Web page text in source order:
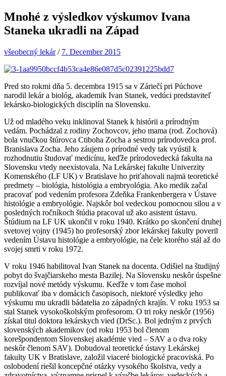
Mnohé z výsledkov výskumov Ivana
Staneka ukradli na Západ
všeobecný lekár/ 7. December 2015
Pred sto rokmi dňa 5. decembra 1915 sa v Záriečí pri Púchove
narodil lekár a biológ, akademik Ivan Stanek, vedúci predstaviteľ
lekársko-biologických disciplín na Slovensku.
Už od mladého veku inklinoval Stanek k histórii a prírodným
vedám. Pochádzal z rodiny Zochovcov, jeho mama (rod. Zochová)
bola vnučkou štúrovca Ctiboha Zocha a sestrou prírodovedca prof.
Branislava Zocha. Jeho záujem o prírodné vedy tak vyústil k
rozhodnutiu študovať medicínu, keďže prírodovedecká fakulta na
Slovensku vtedy neexistovala. Na Lekárskej fakulte Univerzity
Komenského (LF UK) v Bratislave ho priťahovali najmä teoretické
predmety – biológia, histológia a embryológia. Ako medik začal
pracovať pod vedením profesora Zdeňka Frankenbergera v Ústave
histológie a embryológie. Najskôr bol vedeckou pomocnou silou a v
posledných ročníkoch štúdia pracoval už ako asistent ústavu.
Štúdium na LF UK ukončil v roku 1940. Krátko po skončení druhej
svetovej vojny (1945) ho profesorský zbor lekárskej fakulty poveril
vedením Ústavu histológie a embryológie, na čele ktorého stál až do
svojej smrti v roku 1972.
V roku 1946 habilitoval Ivan Stanek na docenta. Odišiel na študijný
pobyt do švajčiarskeho mesta Bazilej. Na Slovensku neskôr úspešne
rozvíjal nové metódy výskumu. Keďže v tom čase mohol
publikovať iba v domácich časopisoch, niektoré výsledky jeho
výskumu mu ukradli bádatelia zo západných krajín. V roku 1953 sa
stal Stanek vysokoškolským profesorom. O tri roky neskôr (1956)
získal titul doktora lekárskych vied (DrSc.). Bol jedným z prvých
slovenských akademikov (od roku 1953 bol členom
korešpondentom Slovenskej akadémie vied – SAV a o dva roky
neskôr členom SAV). Dobudoval teoretické ústavy Lekárskej
fakulty UK v Bratislave, založil viaceré biologické pracoviská. Po
oslobodení riešil koncepčné otázky vysokého školstva, vedy a